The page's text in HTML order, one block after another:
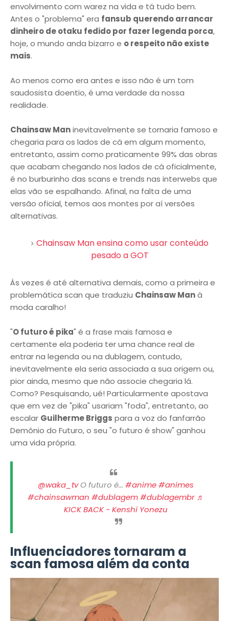
envolvimento com warez na vida e tá tudo bem.
Antes o "problema" era fansub querendo arrancar
dinheiro de otaku fedido por fazer legenda porca,
hoje, o mundo anda bizarro e o respeito não existe
mais.
Ao menos como era antes e isso não é um tom
saudosista doentio, é uma verdade da nossa
realidade.
Chainsaw Maninevitavelmente se tornaria famoso e
chegaria para os lados de cá em algum momento,
entretanto, assim como praticamente 99% das obras
que acabam chegando nos lados de cá oficialmente,
é no burburinho das scans e trends nas interwebs que
elas vão se espalhando. Afinal, na falta de uma
versão oficial, temos aos montes por aí versões
alternativas.
Chainsaw Man ensina como usar conteúdo
pesado a GOT
Às vezes é até alternativa demais, como a primeira e
problemática scan que traduziu Chainsaw Manà
moda caralho!
"O futuro é pika" é a frase mais famosa e
certamente ela poderia ter uma chance real de
entrar na legenda ou na dublagem, contudo,
inevitavelmente ela seria associada a sua origem ou,
pior ainda, mesmo que não associe chegaria lá.
Como? Pesquisando, ué! Particularmente apostava
que em vez de "pika" usariam "foda", entretanto, ao
escalar Guilherme Briggs para a voz do fanfarrão
Demônio do Futuro, o seu "o futuro é show" ganhou
uma vida própria.
@waka_tvO futuro é... #anime#animes
#chainsawman #dublagem #dublagembr ♬
KICK BACK - Kenshi Yonezu
Influenciadores tornaram a
scan famosa além da conta